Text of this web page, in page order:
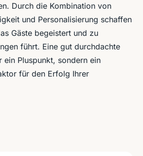
Durch die Kombination von
und Personalisierung schaffen
Gäste begeistert und zu
führt. Eine gut durchdachte
ein Pluspunkt, sondern ein
für den Erfolg Ihrer